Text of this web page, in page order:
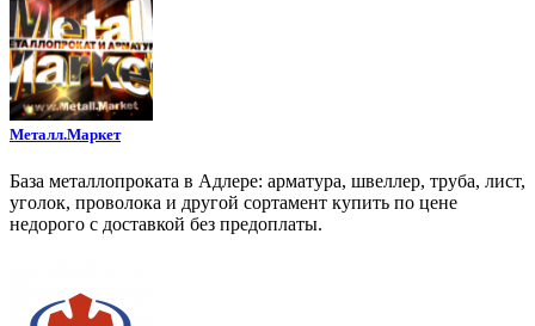
Металл.Маркет
База металлопроката в Адлере: арматура, швеллер, труба, лист,
уголок, проволока и другой сортамент купить по цене
недорого с доставкой без предоплаты.